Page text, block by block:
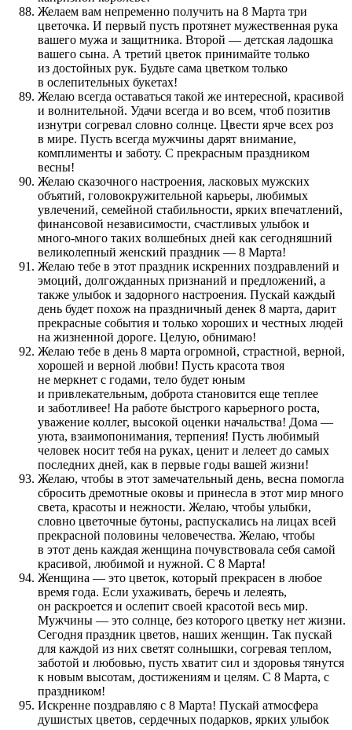
Желаем вам непременно получить на 8 Марта три
цветочка. И первый пусть протянет мужественная рука
вашего мужа и защитника. Второй — детская ладошка
вашего сына. А третий цветок принимайте только
из достойных рук. Будьте сама цветком только
в ослепительных букетах!
Желаю всегда оставаться такой же интересной, красивой
и волнительной. Удачи всегда и во всем, чтоб позитив
изнутри согревал словно солнце. Цвести ярче всех роз
в мире. Пусть всегда мужчины дарят внимание,
комплименты и заботу. С прекрасным праздником
весны!
Желаю сказочного настроения, ласковых мужских
объятий, головокружительной карьеры, любимых
увлечений, семейной стабильности, ярких впечатлений,
финансовой независимости, счастливых улыбок и
много-много таких волшебных дней как сегодняшний
великолепный женский праздник — 8 Марта!
Желаю тебе в этот праздник искренних поздравлений и
эмоций, долгожданных признаний и предложений, а
также улыбок и задорного настроения. Пускай каждый
день будет похож на праздничный денек 8 марта, дарит
прекрасные события и только хороших и честных людей
на жизненной дороге. Целую, обнимаю!
Желаю тебе в день 8 марта огромной, страстной, верной,
хорошей и верной любви! Пусть красота твоя
не меркнет с годами, тело будет юным
и привлекательным, доброта становится еще теплее
и заботливее! На работе быстрого карьерного роста,
уважение коллег, высокой оценки начальства! Дома —
уюта, взаимопонимания, терпения! Пусть любимый
человек носит тебя на руках, ценит и лелеет до самых
последних дней, как в первые годы вашей жизни!
Желаю, чтобы в этот замечательный день, весна помогла
сбросить дремотные оковы и принесла в этот мир много
света, красоты и нежности. Желаю, чтобы улыбки,
словно цветочные бутоны, распускались на лицах всей
прекрасной половины человечества. Желаю, чтобы
в этот день каждая женщина почувствовала себя самой
красивой, любимой и нужной. С 8 Марта!
Женщина — это цветок, который прекрасен в любое
время года. Если ухаживать, беречь и лелеять,
он раскроется и ослепит своей красотой весь мир.
Мужчины — это солнце, без которого цветку нет жизни.
Сегодня праздник цветов, наших женщин. Так пускай
для каждой из них светят солнышки, согревая теплом,
заботой и любовью, пусть хватит сил и здоровья тянутся
к новым высотам, достижениям и целям. С 8 Марта, с
праздником!
Искренне поздравляю с 8 Марта! Пускай атмосфера
душистых цветов, сердечных подарков, ярких улыбок